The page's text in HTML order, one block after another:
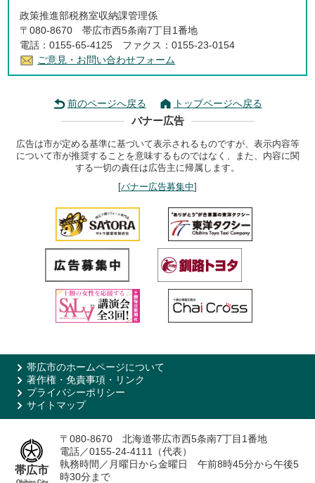
政策推進部税務室収納課管理係
〒080-8670 帯広市西5条南7丁目1番地
電話：0155-65-4125 ファクス：0155-23-0154
ご意見・お問い合わせフォーム
前のページへ戻る トップページへ戻る
バナー広告
広告は市が定める基準に基づいて表示されるものですが、表示内容等
について市が推奨することを意味するものではなく、また、内容に関
する一切の責任は広告主に帰属します。
[バナー広告募集中]
帯広市のホームページについて
著作権・免責事項・リンク
プライバシーポリシー
サイトマップ
帯広市
〒080-8670 北海道帯広市西5条南7丁目1番地
電話／0155-24-4111（代表）
執務時間／月曜日から金曜日 午前8時45分から午後5
時30分まで